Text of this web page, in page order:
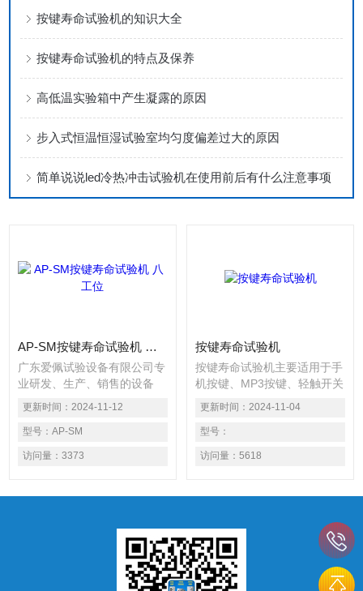
按键寿命试验机的知识大全
按键寿命试验机的特点及保养
高低温实验箱中产生凝露的原因
步入式恒温恒湿试验室均匀度偏差过大的原因
简单说说led冷热冲击试验机在使用前后有什么注意事项
AP-SM按键寿命试验机 八工位
广东爱佩试验设备有限公司专
业研发、生产、销售的设备
有：小型高低温试验箱、深圳
高低温老化试验箱、恒温恒湿
室、恒温恒湿箱、冷热冲击试
验箱、高低温试验箱、步入式
环境试验室、快速温变试验
台、跌落试验机、氙灯耐候设
验机、按键寿命试验机 八工
位、盐水喷雾试验箱等环境模
拟检测试验设备等,欢迎大家
更新时间： 2024-11-12
型号： AP-SM
访问量： 3373
按键寿命试验机
按键寿命试验机主要适用于手
机按键、MP3按键、轻触开关
按键、鼠标按键、微动开关按
键、电子词典按键、摇控器按
键、电脑按键、硅胶按键等按
键的寿命提前预测试验。对于
所有工业电子产品的按键在现
及疲劳寿命或者被按后的掉
以给出的相关预测结果。
更新时间： 2024-11-04
型号：
访问量： 5618